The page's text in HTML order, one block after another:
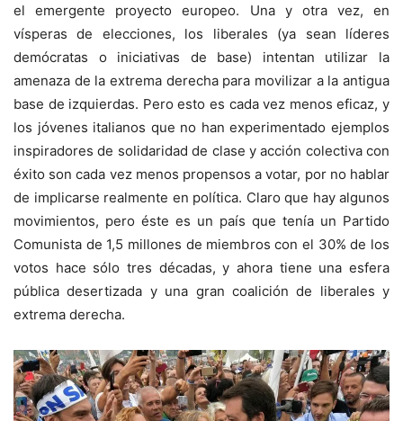
el emergente proyecto europeo. Una y otra vez, en
vísperas de elecciones, los liberales (ya sean líderes
demócratas o iniciativas de base) intentan utilizar la
amenaza de la extrema derecha para movilizar a la antigua
base de izquierdas. Pero esto es cada vez menos eficaz, y
los jóvenes italianos que no han experimentado ejemplos
inspiradores de solidaridad de clase y acción colectiva con
éxito son cada vez menos propensos a votar, por no hablar
de implicarse realmente en política. Claro que hay algunos
movimientos, pero éste es un país que tenía un Partido
Comunista de 1,5 millones de miembros con el 30% de los
votos hace sólo tres décadas, y ahora tiene una esfera
pública desertizada y una gran coalición de liberales y
extrema derecha.